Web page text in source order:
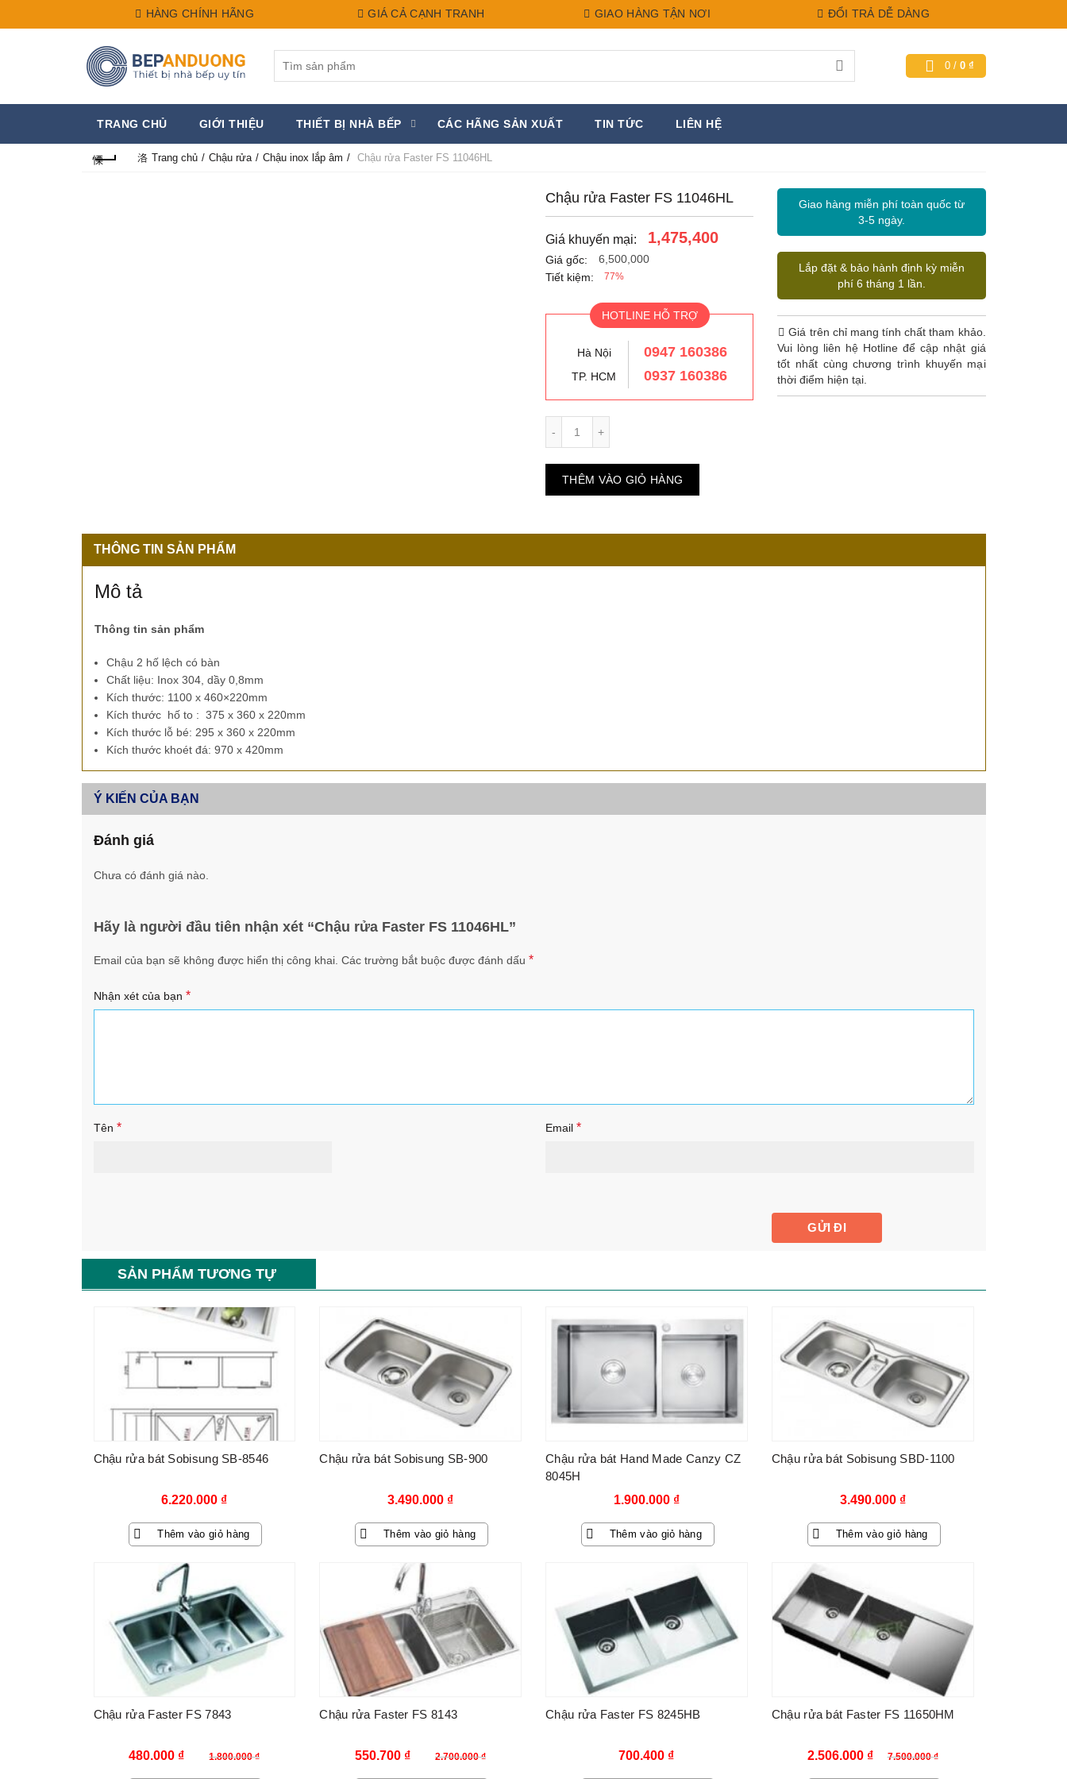
HÀNG CHÍNH HÃNG GIÁ CẢ CẠNH TRANH GIAO HÀNG TẬN NƠI ĐỔI TRẢ DỄ DÀNG
0 / 0 ₫
TRANG CHỦ GIỚI THIỆU THIẾT BỊ NHÀ BẾP CÁC HÃNG SẢN XUẤT TIN TỨC LIÊN HỆ
Trang chủ Chậu rửa Chậu inox lắp âm Chậu rửa Faster FS 11046HL
Chậu rửa Faster FS 11046HL
Giá khuyến mại: 1,475,400
Giá gốc:
6,500,000
Tiết kiệm:
77%
HOTLINE HỖ TRỢ
Hà Nội 0947 160386
TP. HCM 0937 160386
THÊM VÀO GIỎ HÀNG
Giao hàng miễn phí toàn quốc từ
3-5 ngày.
Lắp đặt & bảo hành định kỳ miễn
phí 6 tháng 1 lần.
Giá trên chỉ mang tính chất tham khảo.
Vui lòng liên hệ Hotline để cập nhật giá
tốt nhất cùng chương trình khuyến mại
thời điểm hiện tại.
THÔNG TIN SẢN PHẨM
Mô tả
Thông tin sản phẩm
Chậu 2 hố lệch có bàn
Chất liệu: Inox 304, dầy 0,8mm
Kích thước: 1100 x 460×220mm
Kích thước hố to : 375 x 360 x 220mm
Kích thước lỗ bé: 295 x 360 x 220mm
Kích thước khoét đá: 970 x 420mm
Ý KIẾN CỦA BẠN
Đánh giá
Chưa có đánh giá nào.
Hãy là người đầu tiên nhận xét “Chậu rửa Faster FS 11046HL”
Email của bạn sẽ không được hiển thị công khai. Các trường bắt buộc được đánh dấu *
Nhận xét của bạn *
Tên * Email *
SẢN PHẨM TƯƠNG TỰ
Chậu rửa bát Sobisung SB-8546
6.220.000 ₫
Thêm vào giỏ hàng
Chậu rửa bát Sobisung SB-900
3.490.000 ₫
Thêm vào giỏ hàng
Chậu rửa bát Hand Made Canzy CZ
8045H
1.900.000 ₫
Thêm vào giỏ hàng
Chậu rửa bát Sobisung SBD-1100
3.490.000 ₫
Thêm vào giỏ hàng
Chậu rửa Faster FS 7843
1.800.000₫
Giá
480.000 ₫
Giá
Chậu rửa Faster FS 8143
2.700.000₫
Giá
550.700 ₫
Giá
Chậu rửa Faster FS 8245HB
700.400 ₫
Chậu rửa bát Faster FS 11650HM
7.500.000₫
Giá
2.506.000 ₫
Giá